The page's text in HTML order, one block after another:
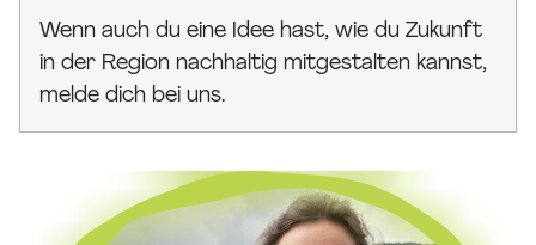
Wenn auch du eine Idee hast, wie du Zukunft
in der Region nachhaltig mitgestalten kannst,
melde dich bei uns.